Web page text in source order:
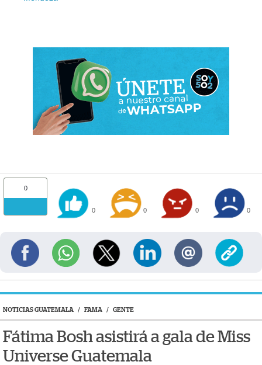
0
0 0 0 0
NOTICIAS GUATEMALA / FAMA / GENTE
Fátima Bosh asistirá a gala de Miss
Universe Guatemala